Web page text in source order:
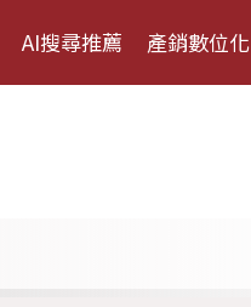
AI搜尋推薦 產銷數位化